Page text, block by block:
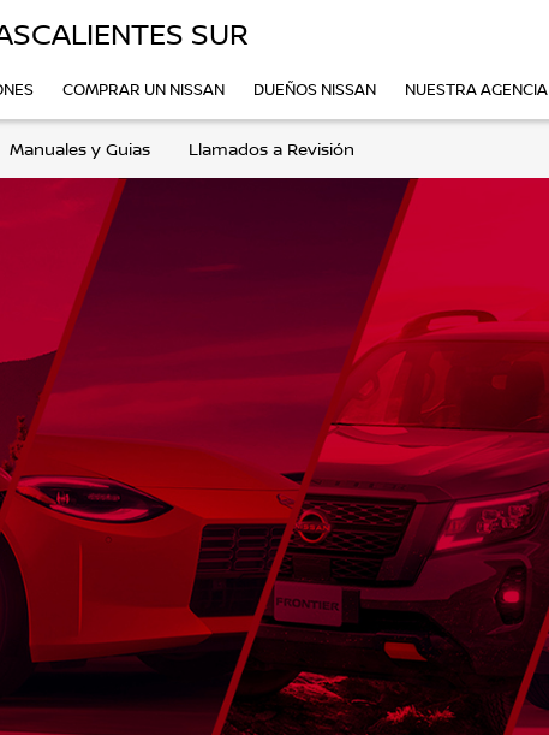
SUR
COMPRAR UN NISSAN DUEÑOS NISSAN NUESTRA AGENCIA
Manuales y Guias Llamados a Revisión